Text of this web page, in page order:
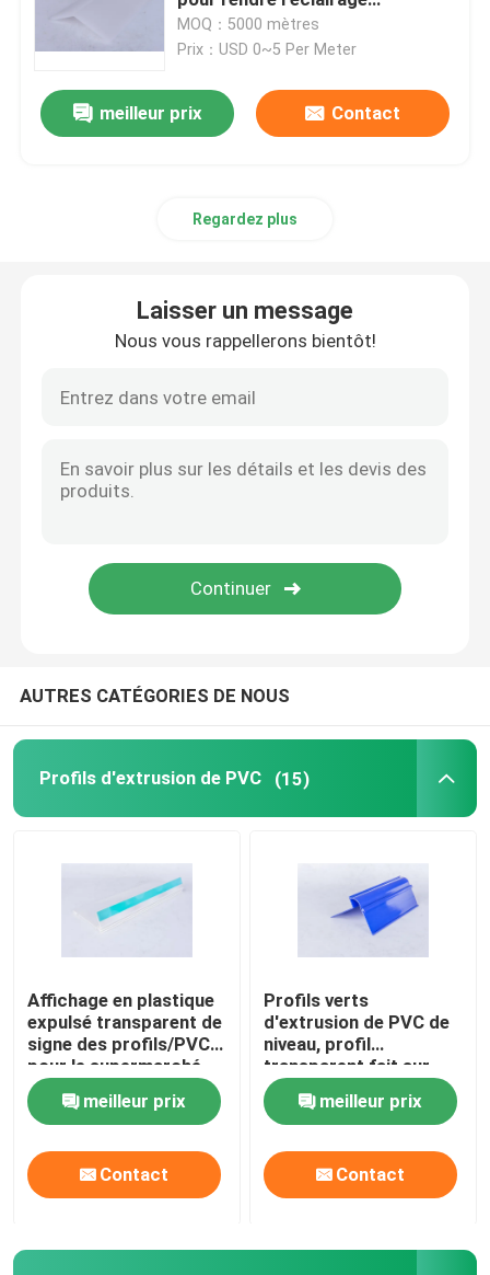
Profil de bâtiment de PVC
Profils en plastique faits sur commande
Profil faisant le coin de PVC
Profil de mousse de PVC
Profil de décoration de PVC
profils en plastique d'extrusion
doucement lumineux
MOQ：5000 mètres
Prix：USD 0~5 Per Meter
meilleur prix Contact
Regardez plus
Laisser un message
Nous vous rappellerons bientôt!
AUTRES CATÉGORIES DE NOUS
Profils d'extrusion de PVC (15)
Affichage en plastique
expulsé transparent de
signe des profils/PVC
pour le supermarché
meilleur prix
Contact
Profils verts
d'extrusion de PVC de
niveau, profil
transparent fait sur
commande d'étiquette
meilleur prix
Contact